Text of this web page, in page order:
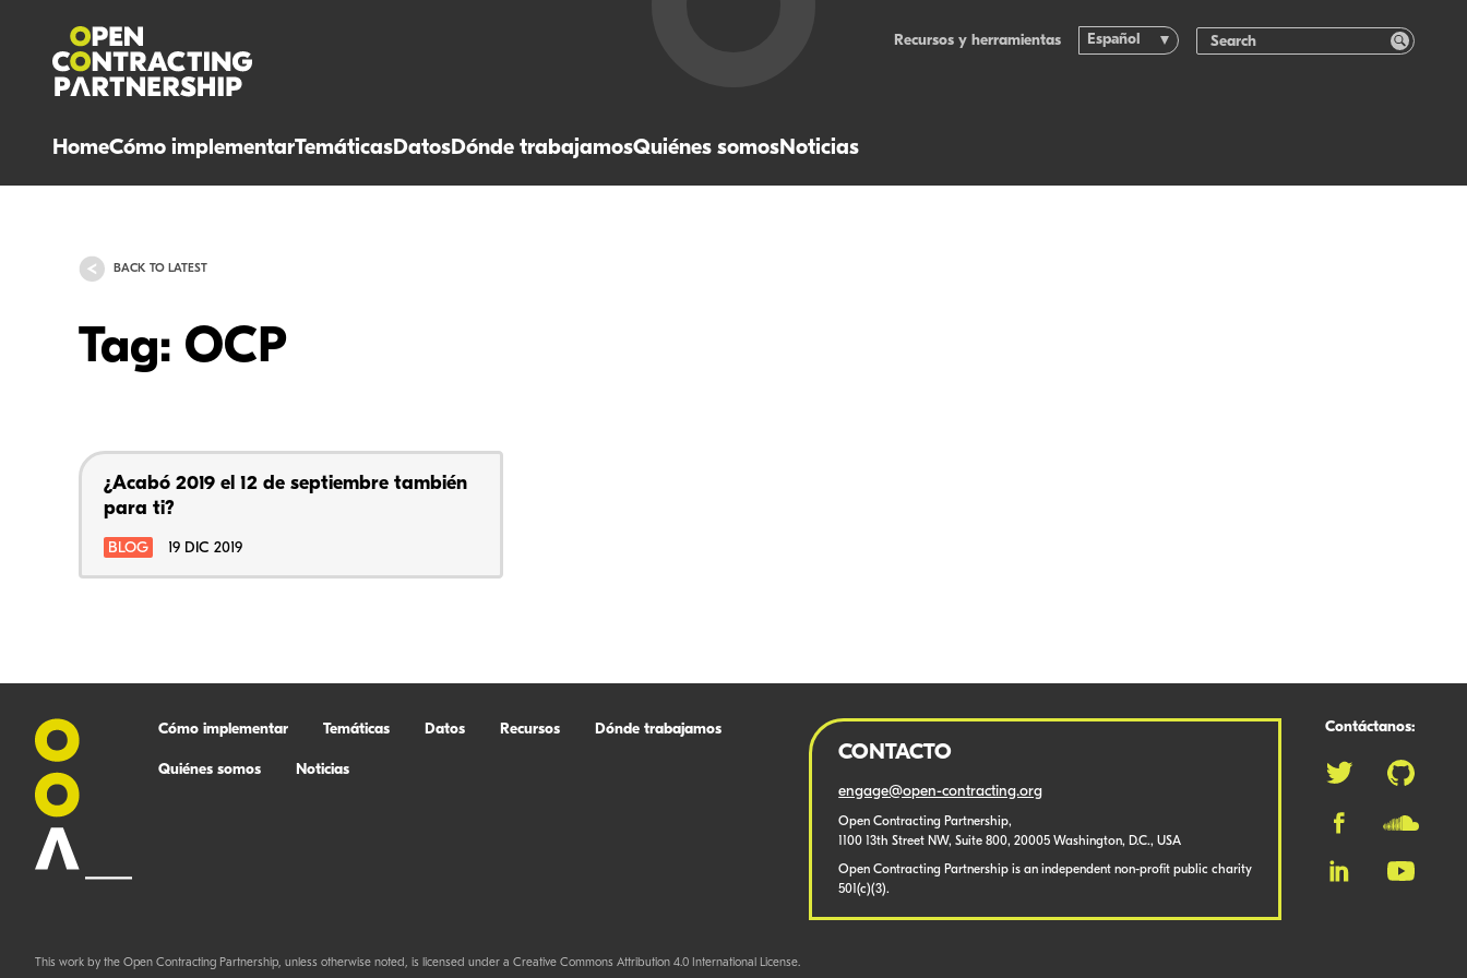
HomeCómo implementarTemáticasDatosDónde trabajamosQuiénes somosNoticias
Recursos y herramientas Español
BACK TO LATEST
Tag: OCP
¿Acabó 2019 el 12 de septiembre también
para ti?
BLOG 19 DIC 2019
Cómo implementar Temáticas Datos Recursos Dónde trabajamos
Quiénes somos Noticias
CONTACTO
engage@open-contracting.org
Open Contracting Partnership,
1100 13th Street NW, Suite 800, 20005 Washington, D.C., USA
Open Contracting Partnership is an independent non-profit public charity
501(c)(3).
Contáctanos:
This work by the Open Contracting Partnership, unless otherwise noted, is licensed under a Creative Commons Attribution 4.0 International License.